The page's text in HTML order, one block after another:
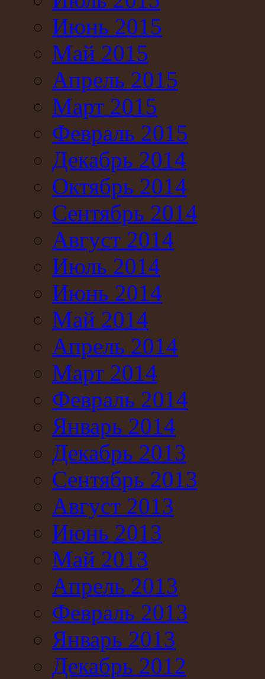
Июнь 2015
Май 2015
Апрель 2015
Март 2015
Февраль 2015
Декабрь 2014
Октябрь 2014
Сентябрь 2014
Август 2014
Июль 2014
Июнь 2014
Май 2014
Апрель 2014
Март 2014
Февраль 2014
Январь 2014
Декабрь 2013
Сентябрь 2013
Август 2013
Июнь 2013
Май 2013
Апрель 2013
Февраль 2013
Январь 2013
Декабрь 2012